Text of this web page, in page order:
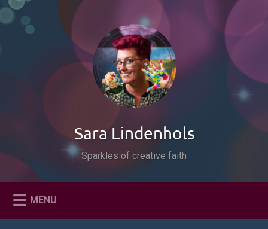
Naar
inhoud
Zoeken
Sara Lindenhols
Sparkles of creative faith
MENU